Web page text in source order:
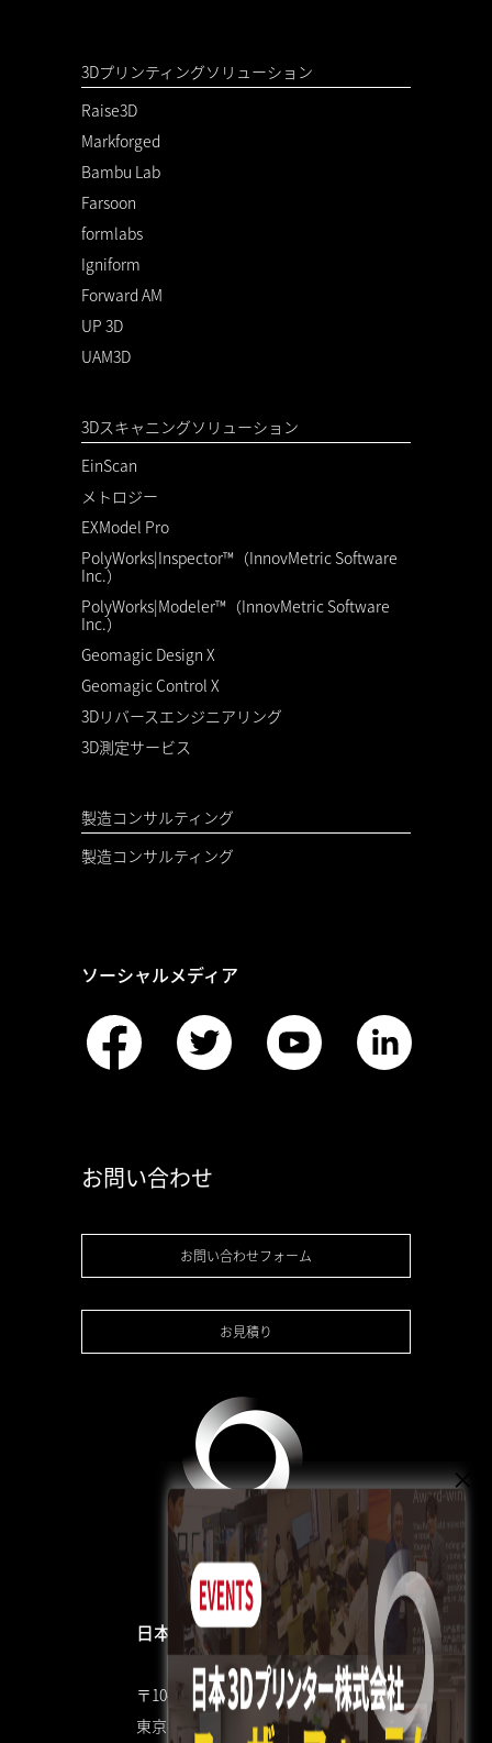
3Dプリンティングソリューション
Raise3D
Markforged
Bambu Lab
Farsoon
formlabs
Igniform
Forward AM
UP 3D
UAM3D
3Dスキャニングソリューション
EinScan
メトロジー
EXModel Pro
PolyWorks|Inspector™（InnovMetric Software
Inc.）
PolyWorks|Modeler™（InnovMetric Software
Inc.）
Geomagic Design X
Geomagic Control X
3Dリバースエンジニアリング
3D測定サービス
製造コンサルティング
製造コンサルティング
ソーシャルメディア
お問い合わせ
お問い合わせフォーム
お見積り
日本3Dプリンター株式会社
〒104-0053
東京都中央区晴海4丁目7-4